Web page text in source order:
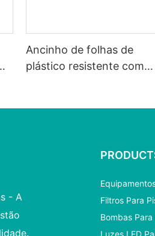
Ancinho de folhas de
plástico resistente com
- A
Filtros Para
Bombas Para
Luzes LED